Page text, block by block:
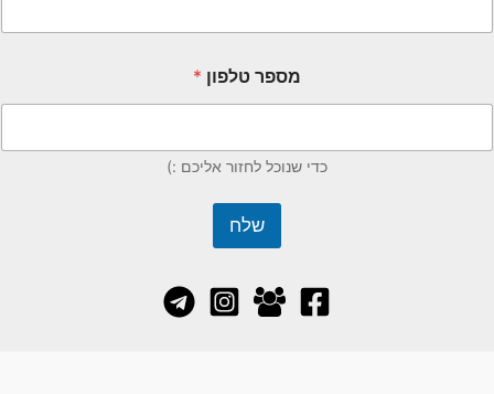
מספר טלפון *
כדי שנוכל לחזור אליכם :)
שלח